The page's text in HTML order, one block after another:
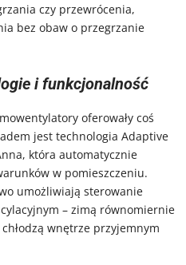
czy przewrócenia,
bez obaw o przegrzanie
i funkcjonalność
oferowały coś
jest technologia Adaptive
która automatycznie
w pomieszczeniu.
umożliwiają sterowanie
– zimą równomiernie
wnętrze przyjemnym